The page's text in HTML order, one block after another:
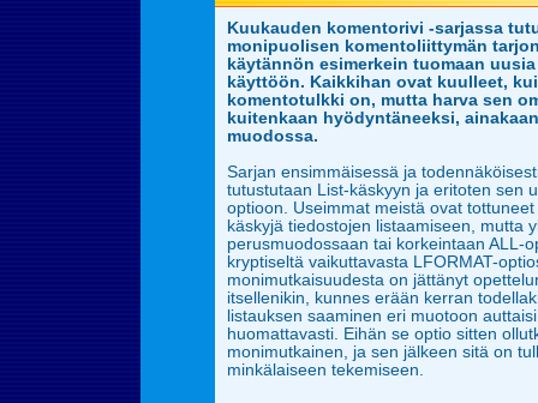
Kuukauden komentorivi -sarjassa
monipuolisen komentoliittymän
käytännön esimerkein tuomaan
käyttöön. Kaikkihan ovat kuulleet,
komentotulkki on, mutta harva sen
kuitenkaan hyödyntäneeksi,
muodossa.
Sarjan ensimmäisessä ja
tutustutaan List-käskyyn ja eritoten sen
optioon. Useimmat meistä ovat
käskyjä tiedostojen listaamiseen, mutta
perusmuodossaan tai korkeintaan ALL-
kryptiseltä vaikuttavasta LFORMAT-
monimutkaisuudesta on jättänyt
itsellenikin, kunnes erään kerran
listauksen saaminen eri muotoon
huomattavasti. Eihän se optio sitten
monimutkainen, ja sen jälkeen sitä on
minkälaiseen tekemiseen.